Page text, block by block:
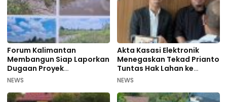
Forum Kalimantan
Membangun Siap Laporkan
Dugaan Proyek
Bermasalah PUPR Kalteng
NEWS
Akta Kasasi Elektronik
Menegaskan Tekad Prianto
Tuntas Hak Lahan ke
Mahkamah Agung
NEWS